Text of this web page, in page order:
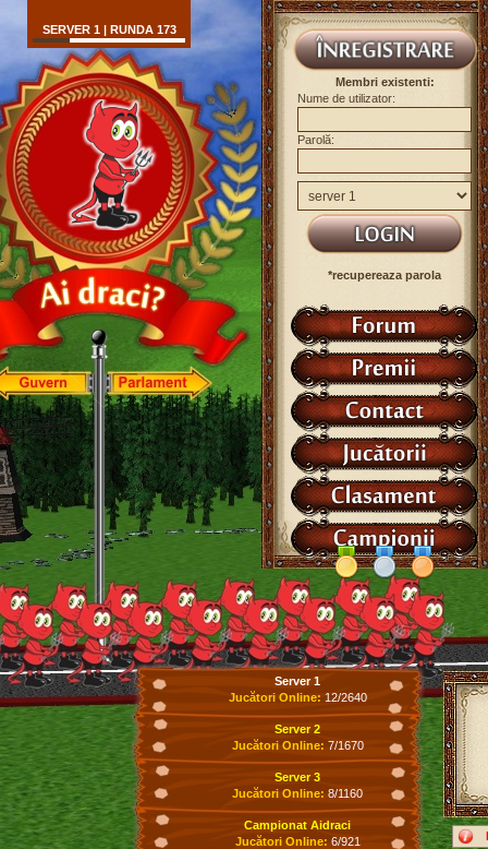
SERVER 1 | RUNDA 173
Membri existenti:
Nume de utilizator:
Parolă:
*recupereaza parola
Server 1
Jucători Online: 12/2640
Server 2
Jucători Online: 7/1670
Server 3
Jucători Online: 8/1160
Campionat Aidraci
Jucători Online: 6/921